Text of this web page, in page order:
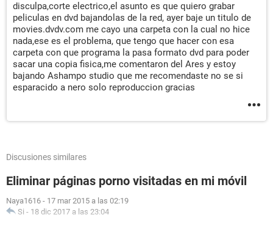
disculpa,corte electrico,el asunto es que quiero grabar
peliculas en dvd bajandolas de la red, ayer baje un titulo de
movies.dvdv.com me cayo una carpeta con la cual no hice
nada,ese es el problema, que tengo que hacer con esa
carpeta con que programa la pasa formato dvd para poder
sacar una copia fisica,me comentaron del Ares y estoy
bajando Ashampo studio que me recomendaste no se si
esparacido a nero solo reproduccion gracias
Discusiones similares
Eliminar páginas porno visitadas en mi móvil
Naya1616 - 17 mar 2015 a las 02:19
Si - 18 dic 2017 a las 23:04